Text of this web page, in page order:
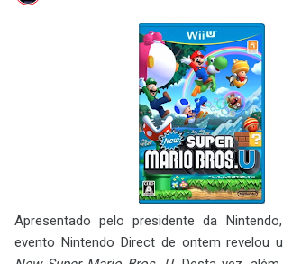
Apresentado pelo presidente da
evento Nintendo Direct de ontem revelou